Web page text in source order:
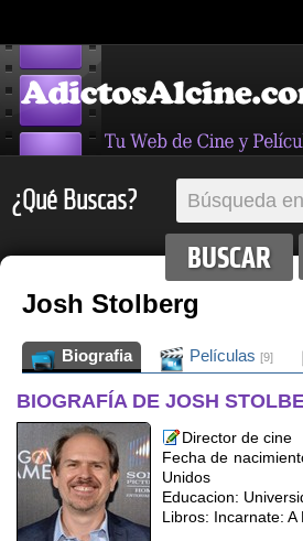
¿Qué Buscas?
Josh Stolberg
Biografia Películas [9]
BIOGRAFÍA DE JOSH
Director de cine
Fecha de
Unidos
Educacion:
Libros: Incarnate: A